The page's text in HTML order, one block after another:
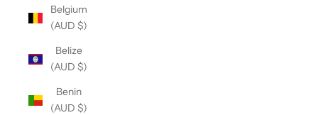
Belgium
(AUD $)
Belize
(AUD $)
Benin
(AUD $)